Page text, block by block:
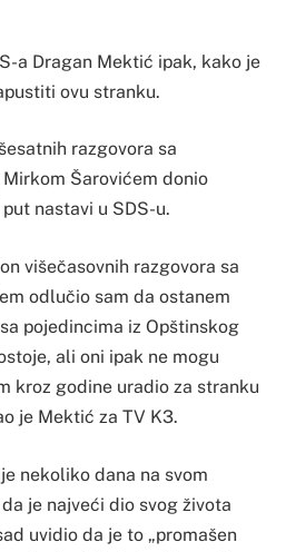
a Dragan Mektić ipak, kako je
ovu stranku.
razgovora sa
Šarovićem donio
nastavi u SDS-u.
višečasovnih razgovora sa
odlučio sam da ostanem
pojedincima iz Opštinskog
ali oni ipak ne mogu
kroz godine uradio za stranku
je Mektić za TV K3.
nekoliko dana na svom
je najveći dio svog života
uvidio da je to „promašen